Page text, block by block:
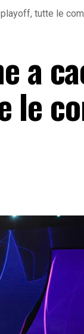
tutte le
a
le